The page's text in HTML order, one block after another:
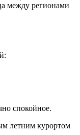
между регионами
спокойное.
летним курортом